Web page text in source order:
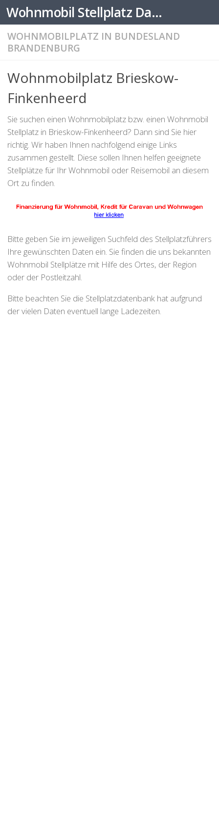
Zum Inhalt springen Wohnmobil Stellplatz Datenbank
WOHNMOBILPLATZ IN BUNDESLAND
BRANDENBURG
Wohnmobilplatz Brieskow-
Finkenheerd
Sie suchen einen Wohnmobilplatz bzw. einen Wohnmobil
Stellplatz in Brieskow-Finkenheerd? Dann sind Sie hier
richtig. Wir haben Ihnen nachfolgend einige Links
zusammen gestellt. Diese sollen Ihnen helfen geeignete
Stellplätze für Ihr Wohnmobil oder Reisemobil an diesem
Ort zu finden.
Bitte geben Sie im jeweiligen Suchfeld des Stellplatzführers
Ihre gewünschten Daten ein. Sie finden die uns bekannten
Wohnmobil Stellplätze mit Hilfe des Ortes, der Region
oder der Postleitzahl.
Bitte beachten Sie die Stellplatzdatenbank hat aufgrund
der vielen Daten eventuell lange Ladezeiten.